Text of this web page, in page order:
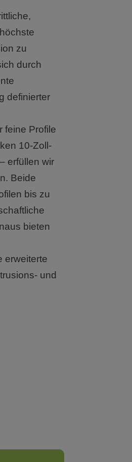
zu
durch
definierter
feine Profile
10-Zoll-
erfüllen wir
Beide
bis zu
bieten
erweiterte
und